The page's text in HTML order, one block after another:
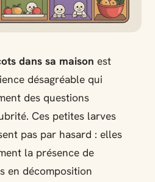
dans sa maison est
désagréable qui
des questions
Ces petites larves
pas par hasard : elles
la présence de
en décomposition